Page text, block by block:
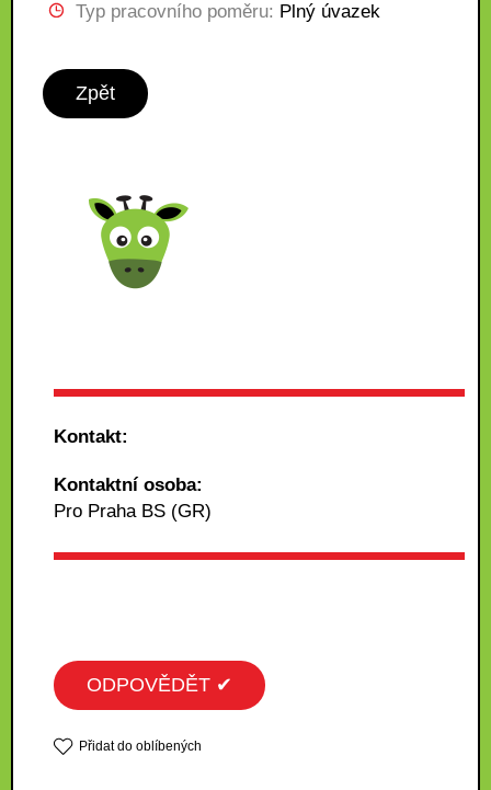
Typ pracovního poměru: Plný úvazek
Zpět
Kontakt:
Kontaktní osoba:
Pro Praha BS (GR)
ODPOVĚDĚT ✔
Přidat do oblíbených